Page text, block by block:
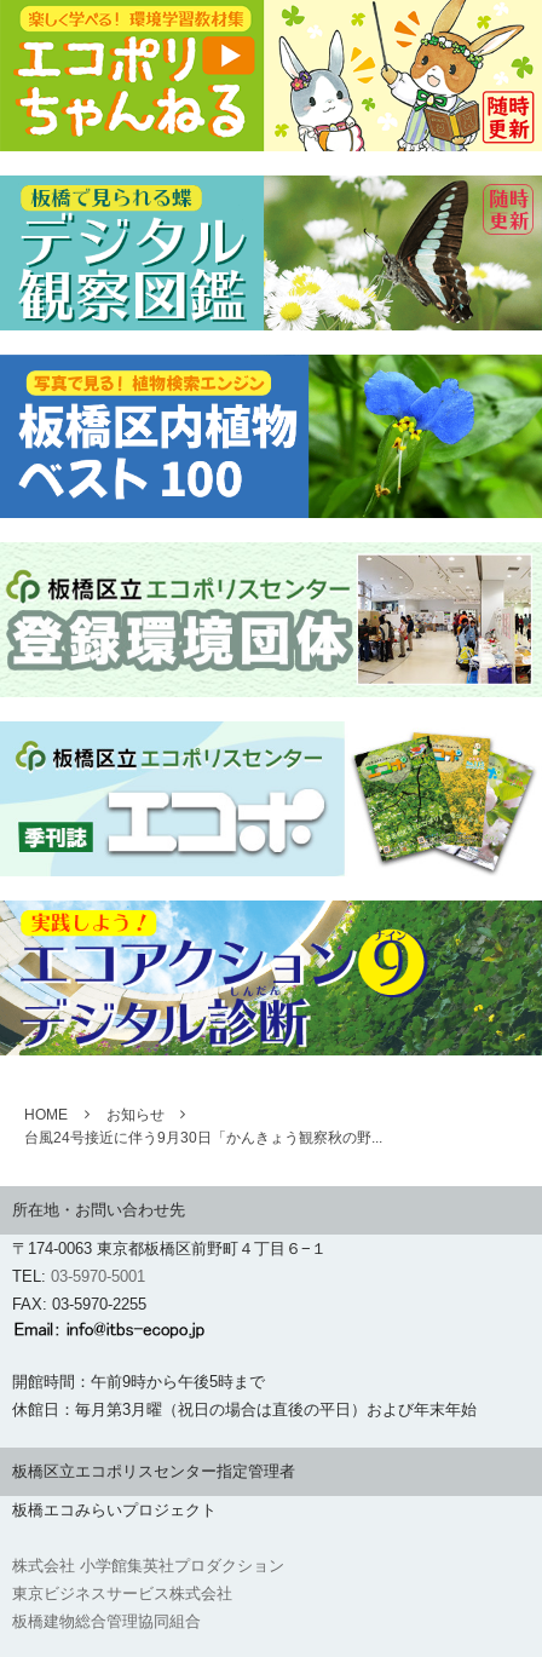
HOME
お知らせ
台風24号接近に伴う9月30日「かんきょう観察秋の野...
所在地・お問い合わせ先
〒174-0063 東京都板橋区前野町４丁目６−１
TEL: 03-5970-5001
FAX: 03-5970-2255
開館時間：午前9時から午後5時まで
休館日：毎月第3月曜（祝日の場合は直後の平日）および年末年始
板橋区立エコポリスセンター指定管理者
板橋エコみらいプロジェクト
株式会社 小学館集英社プロダクション
東京ビジネスサービス株式会社
板橋建物総合管理協同組合